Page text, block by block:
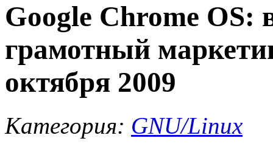
Google Chrome
грамотный
октября 2009
Категория: GNU/Linux